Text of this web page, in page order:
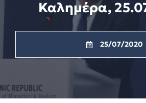
Καλημέρα,
25/07/2020